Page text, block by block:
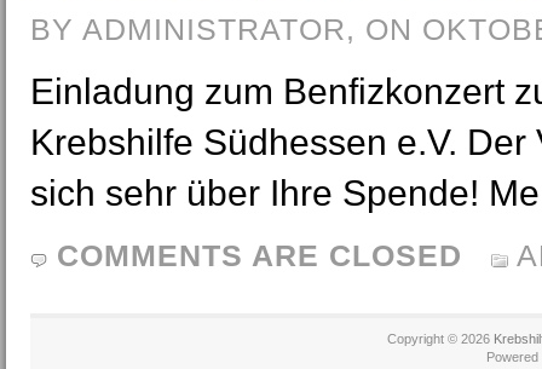
BY ADMINISTRATOR, ON
Einladung zum Benfizkonzert
Krebshilfe Südhessen e.V.
sich sehr über Ihre Spende!
COMMENTS ARE CLOSED
Copyright © 2026